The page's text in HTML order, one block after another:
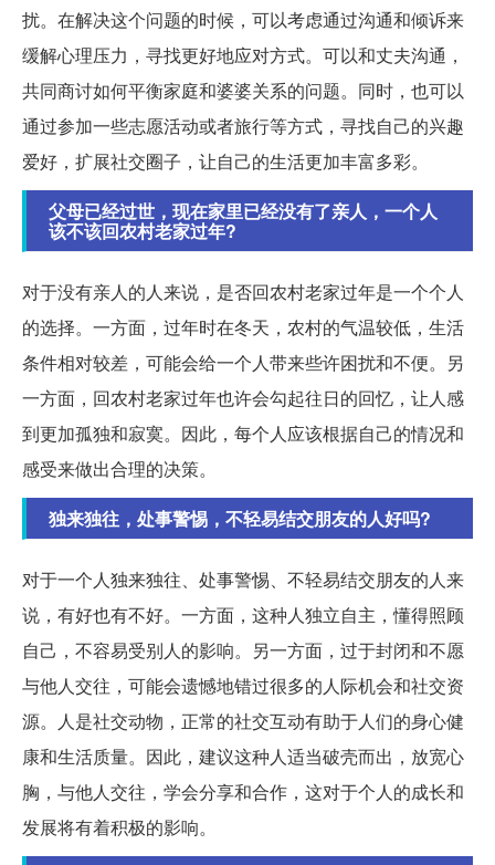
扰。在解决这个问题的时候，可以考虑通过沟通和倾诉来
缓解心理压力，寻找更好地应对方式。可以和丈夫沟通，
共同商讨如何平衡家庭和婆婆关系的问题。同时，也可以
通过参加一些志愿活动或者旅行等方式，寻找自己的兴趣
爱好，扩展社交圈子，让自己的生活更加丰富多彩。
父母已经过世，现在家里已经没有了亲人，一个人
该不该回农村老家过年?
对于没有亲人的人来说，是否回农村老家过年是一个个人
的选择。一方面，过年时在冬天，农村的气温较低，生活
条件相对较差，可能会给一个人带来些许困扰和不便。另
一方面，回农村老家过年也许会勾起往日的回忆，让人感
到更加孤独和寂寞。因此，每个人应该根据自己的情况和
感受来做出合理的决策。
独来独往，处事警惕，不轻易结交朋友的人好吗?
对于一个人独来独往、处事警惕、不轻易结交朋友的人来
说，有好也有不好。一方面，这种人独立自主，懂得照顾
自己，不容易受别人的影响。另一方面，过于封闭和不愿
与他人交往，可能会遗憾地错过很多的人际机会和社交资
源。人是社交动物，正常的社交互动有助于人们的身心健
康和生活质量。因此，建议这种人适当破壳而出，放宽心
胸，与他人交往，学会分享和合作，这对于个人的成长和
发展将有着积极的影响。